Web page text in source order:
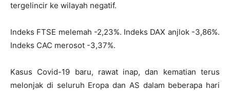
tergelincir ke wilayah negatif.
Indeks FTSE melemah -2,23%. Indeks DAX anjlok -3,86%.
Indeks CAC merosot -3,37%.
Kasus Covid-19 baru, rawat inap, dan kematian terus
melonjak di seluruh Eropa dan AS dalam beberapa hari